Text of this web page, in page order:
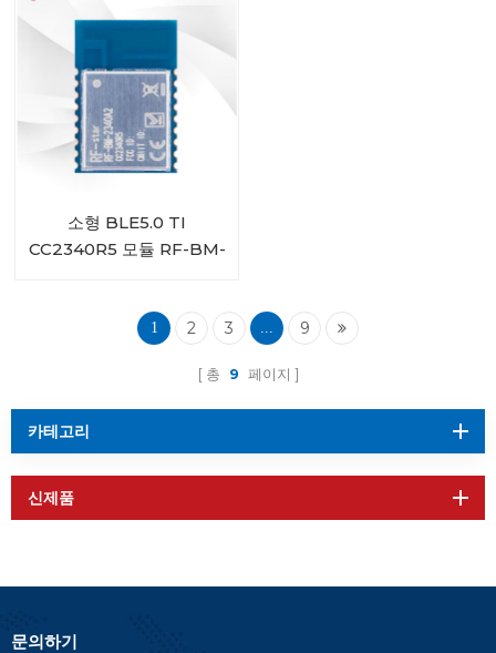
소형 BLE5.0 TI
CC2340R5 모듈 RF-BM-
1 2 3 ... 9
총 9 페이지
카테고리
신제품
문의하기